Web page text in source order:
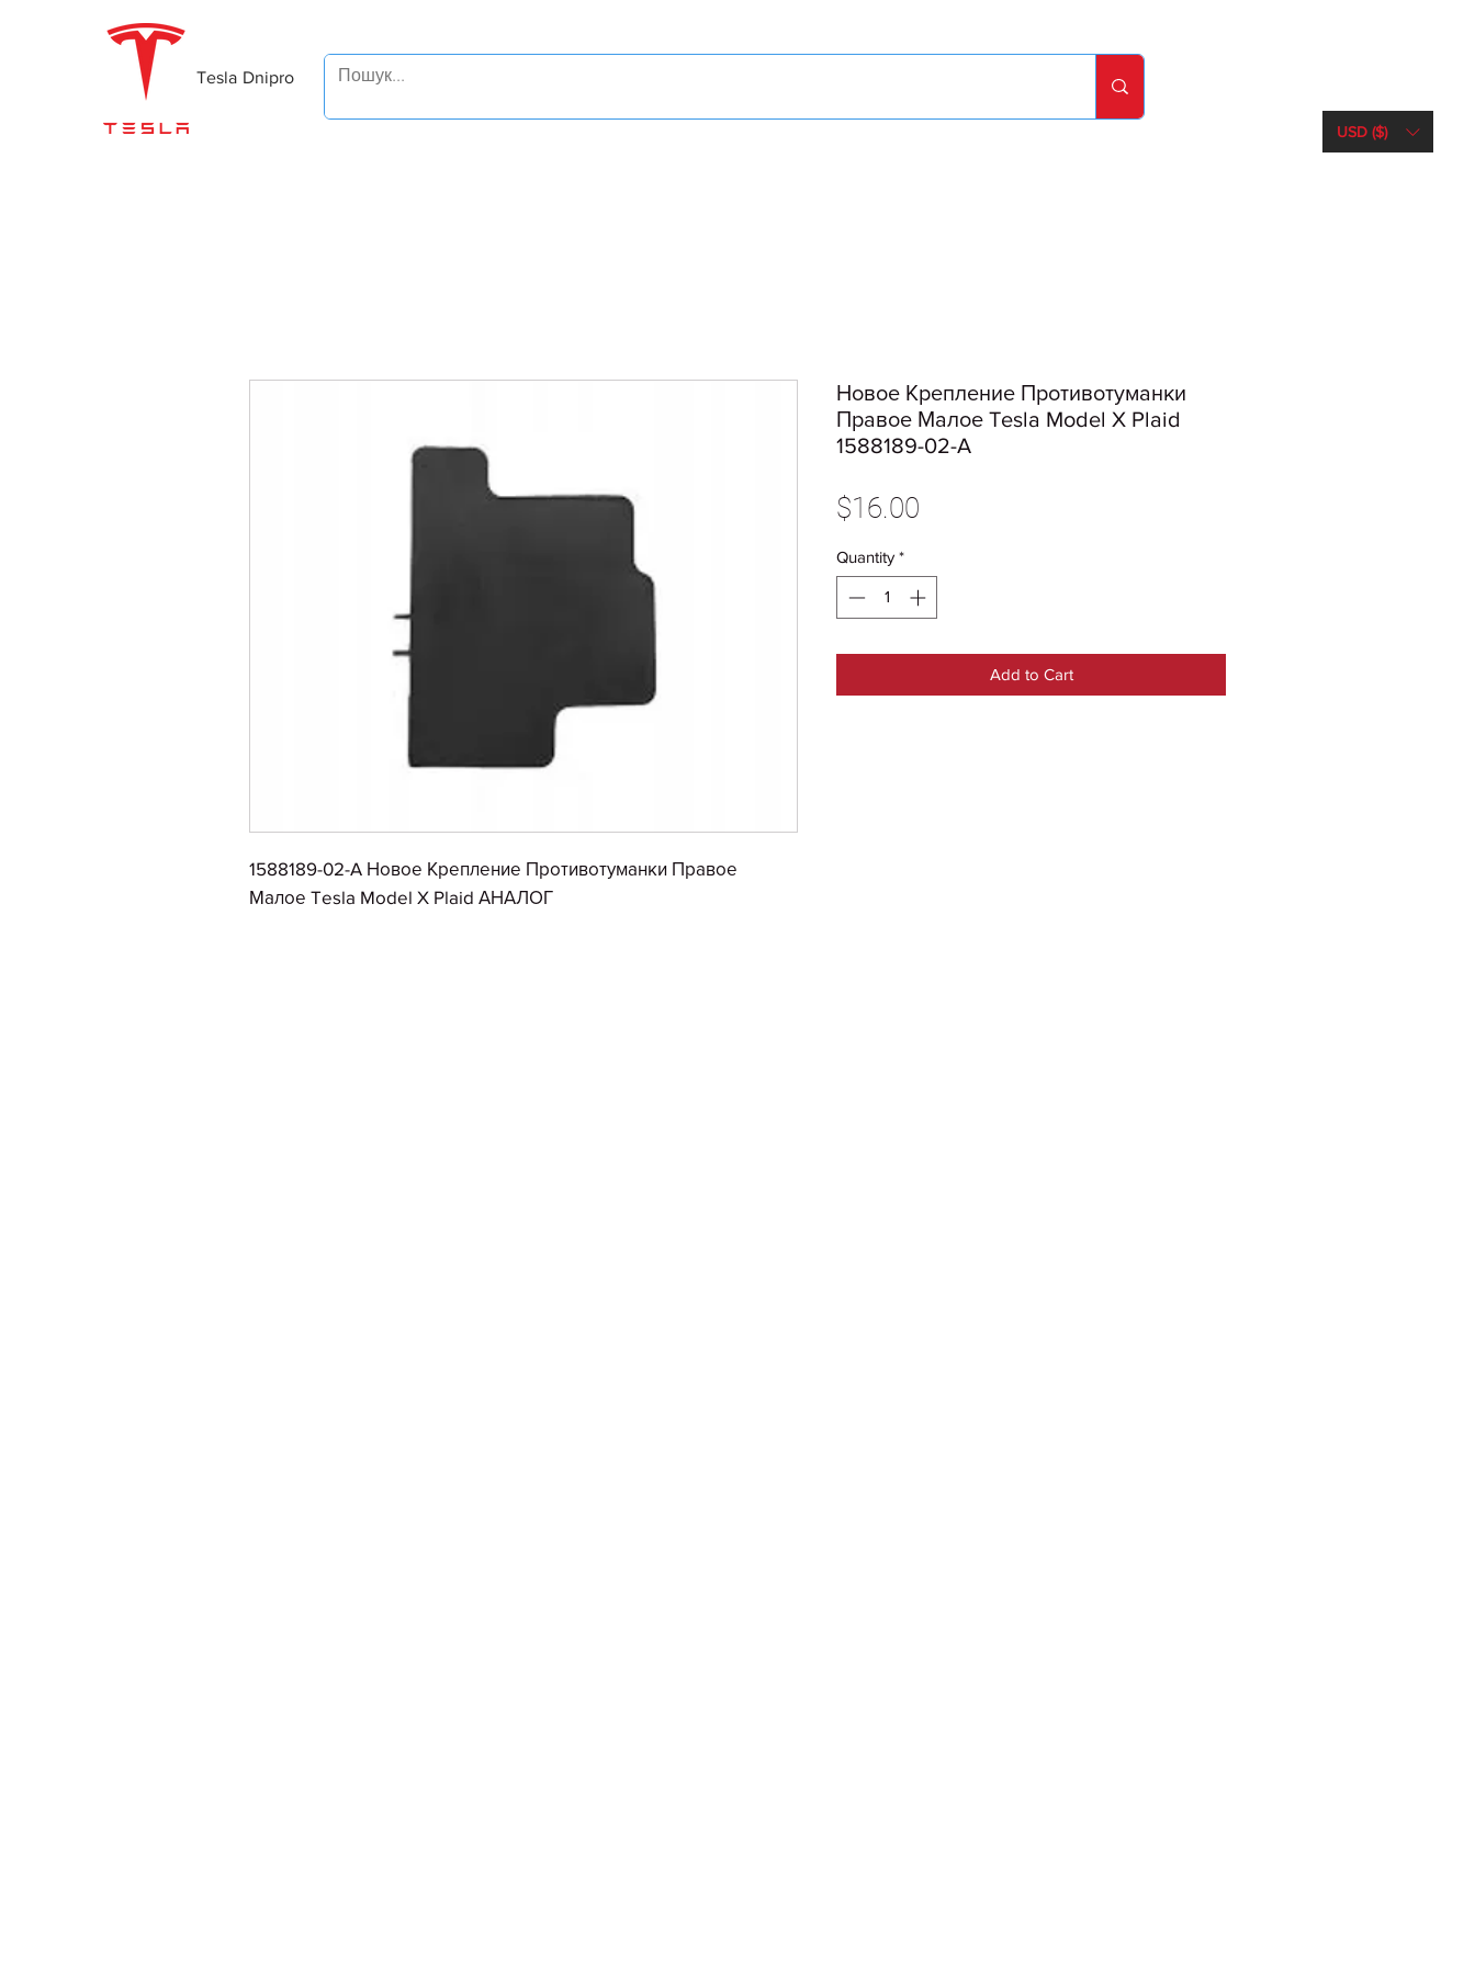
Tesla Dnipro
USD ($)
1588189-02-A Новое Крепление Противотуманки Правое
Малое Tesla Model X Plaid АНАЛОГ
Новое Крепление Противотуманки
Правое Малое Tesla Model X Plaid
1588189-02-A
$16.00
Quantity *
Add to Cart